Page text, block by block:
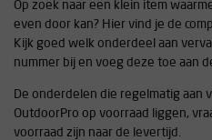
Op zoek naar een klein item
even door kan? Hier vind je de
Kijk goed welk onderdeel aan
nummer bij en voeg deze toe aan
De onderdelen die regelmatig aan
OutdoorPro op voorraad liggen,
voorraad zijn naar de levertijd.